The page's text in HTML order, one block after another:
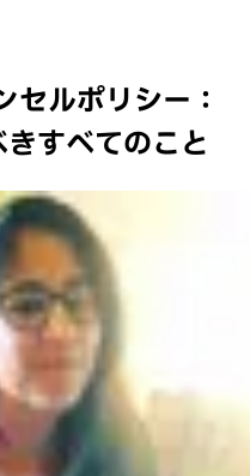
ルポリシー：
すべてのこと